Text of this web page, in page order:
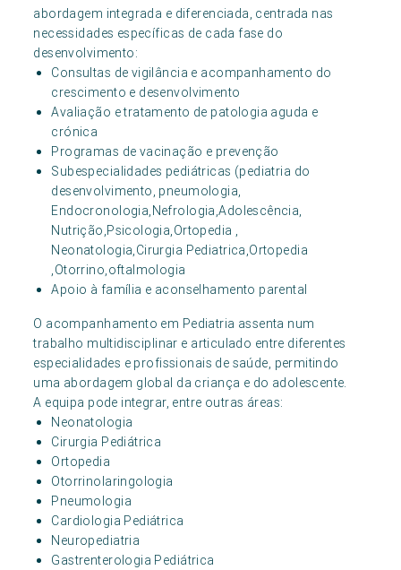
abordagem integrada e diferenciada, centrada nas
necessidades específicas de cada fase do
desenvolvimento:
Consultas de vigilância e acompanhamento do
crescimento e desenvolvimento
Avaliação e tratamento de patologia aguda e
crónica
Programas de vacinação e prevenção
Subespecialidades pediátricas (pediatria do
desenvolvimento, pneumologia,
Endocronologia,Nefrologia,Adolescência,
Nutrição,Psicologia,Ortopedia ,
Neonatologia,Cirurgia Pediatrica,Ortopedia
,Otorrino,oftalmologia
Apoio à família e aconselhamento parental
O acompanhamento em Pediatria assenta num
trabalho multidisciplinar e articulado entre diferentes
especialidades e profissionais de saúde, permitindo
uma abordagem global da criança e do adolescente.
A equipa pode integrar, entre outras áreas:
Neonatologia
Cirurgia Pediátrica
Ortopedia
Otorrinolaringologia
Pneumologia
Cardiologia Pediátrica
Neuropediatria
Gastrenterologia Pediátrica